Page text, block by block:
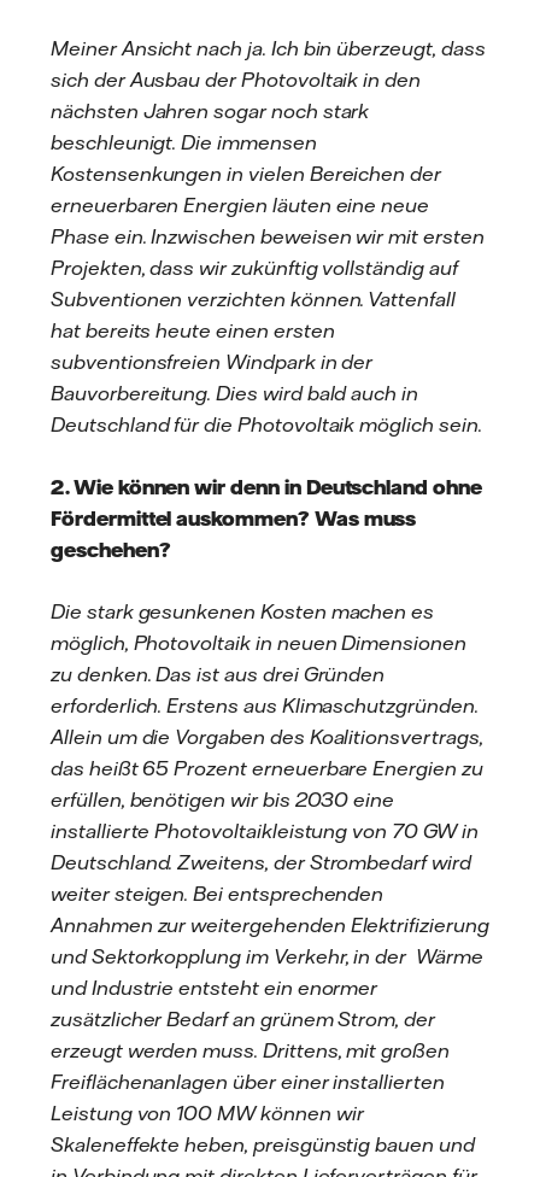
Meiner Ansicht nach ja. Ich bin überzeugt, dass
sich der Ausbau der Photovoltaik in den
nächsten Jahren sogar noch stark
beschleunigt. Die immensen
Kostensenkungen in vielen Bereichen der
erneuerbaren Energien läuten eine neue
Phase ein. Inzwischen beweisen wir mit ersten
Projekten, dass wir zukünftig vollständig auf
Subventionen verzichten können. Vattenfall
hat bereits heute einen ersten
subventionsfreien Windpark in der
Bauvorbereitung. Dies wird bald auch in
Deutschland für die Photovoltaik möglich sein.
2. Wie können wir denn in Deutschland ohne
Fördermittel auskommen? Was muss
geschehen?
Die stark gesunkenen Kosten machen es
möglich, Photovoltaik in neuen Dimensionen
zu denken. Das ist aus drei Gründen
erforderlich. Erstens aus Klimaschutzgründen.
Allein um die Vorgaben des Koalitionsvertrags,
das heißt 65 Prozent erneuerbare Energien zu
erfüllen, benötigen wir bis 2030 eine
installierte Photovoltaikleistung von 70 GW in
Deutschland. Zweitens, der Strombedarf wird
weiter steigen. Bei entsprechenden
Annahmen zur weitergehenden Elektrifizierung
und Sektorkopplung im Verkehr, in der Wärme
und Industrie entsteht ein enormer
zusätzlicher Bedarf an grünem Strom, der
erzeugt werden muss. Drittens, mit großen
Freiflächenanlagen über einer installierten
Leistung von 100 MW können wir
Skaleneffekte heben, preisgünstig bauen und